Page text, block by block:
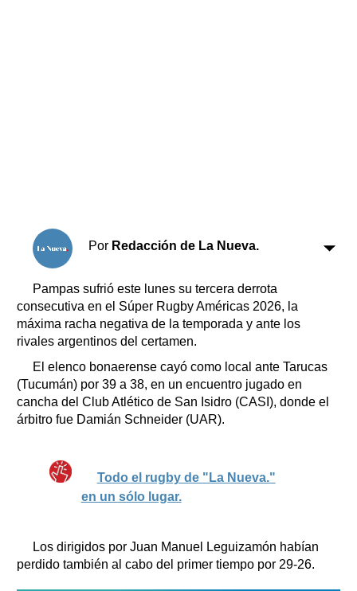
Por Redacción de La Nueva.
Pampas sufrió este lunes su tercera derrota
consecutiva en el Súper Rugby Américas 2026, la
máxima racha negativa de la temporada y ante los
rivales argentinos del certamen.
El elenco bonaerense cayó como local ante Tarucas
(Tucumán) por 39 a 38, en un encuentro jugado en
cancha del Club Atlético de San Isidro (CASI), donde el
árbitro fue Damián Schneider (UAR).
Todo el rugby de "La Nueva."
en un sólo lugar.
Los dirigidos por Juan Manuel Leguizamón habían
perdido también al cabo del primer tiempo por 29-26.